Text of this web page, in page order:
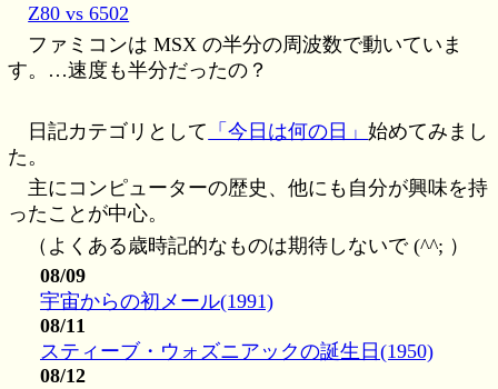
Z80 vs 6502
ファミコンは MSX の半分の周波数で動いていま
す。…速度も半分だったの？
日記カテゴリとして 「今日は何の日」始めてみまし
た。
主にコンピューターの歴史、他にも自分が興味を持
ったことが中心。
（よくある歳時記的なものは期待しないで (^^; ）
08/09
宇宙からの初メール(1991)
08/11
スティーブ・ウォズニアックの誕生日(1950)
08/12